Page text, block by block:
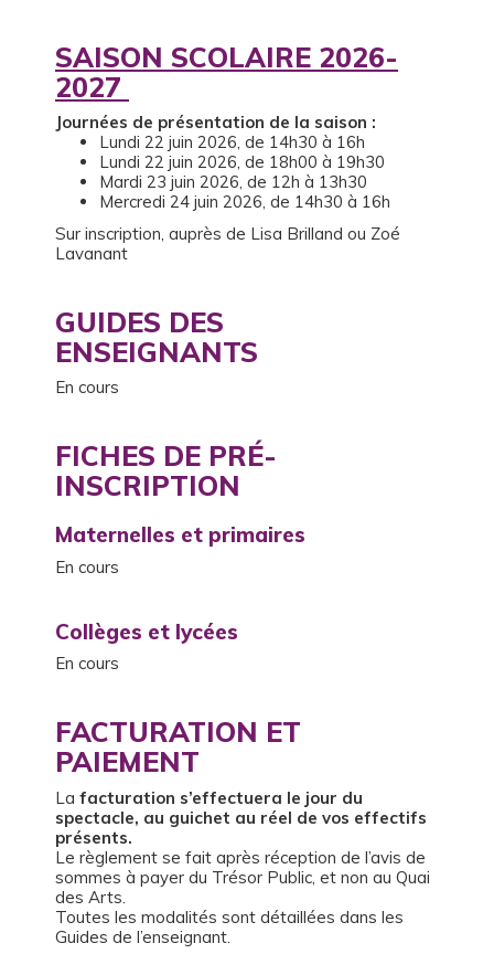
SAISON SCOLAIRE 2026-
2027
Journées de présentation de la saison :
Lundi 22 juin 2026, de 14h30 à 16h
Lundi 22 juin 2026, de 18h00 à 19h30
Mardi 23 juin 2026, de 12h à 13h30
Mercredi 24 juin 2026, de 14h30 à 16h
Sur inscription, auprès de Lisa Brilland ou Zoé
Lavanant
GUIDES DES
ENSEIGNANTS
En cours
FICHES DE PRÉ-
INSCRIPTION
Maternelles et primaires
En cours
Collèges et lycées
En cours
FACTURATION ET
PAIEMENT
La facturation s’effectuera le jour du
spectacle, au guichet au réel de vos effectifs
présents.
Le règlement se fait après réception de l’avis de
sommes à payer du Trésor Public, et non au Quai
des Arts.
Toutes les modalités sont détaillées dans les
Guides de l’enseignant.